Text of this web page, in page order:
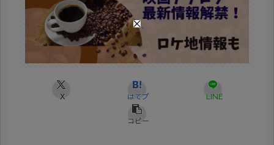
X はてブ LINE
コピー